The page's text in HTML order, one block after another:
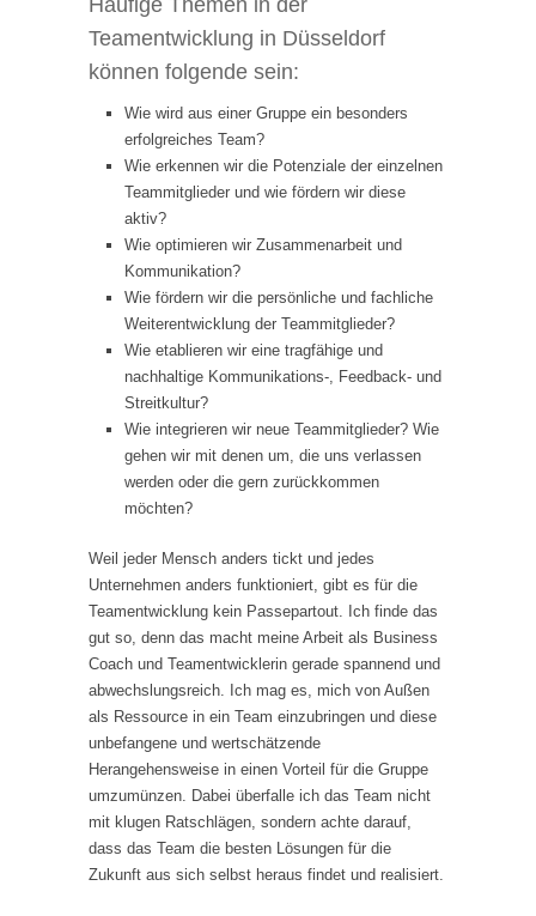
Häufige Themen in der
Teamentwicklung in Düsseldorf
können folgende sein:
Wie wird aus einer Gruppe ein besonders
erfolgreiches Team?
Wie erkennen wir die Potenziale der einzelnen
Teammitglieder und wie fördern wir diese
aktiv?
Wie optimieren wir Zusammenarbeit und
Kommunikation?
Wie fördern wir die persönliche und fachliche
Weiterentwicklung der Teammitglieder?
Wie etablieren wir eine tragfähige und
nachhaltige Kommunikations-, Feedback- und
Streitkultur?
Wie integrieren wir neue Teammitglieder? Wie
gehen wir mit denen um, die uns verlassen
werden oder die gern zurückkommen
möchten?
Weil jeder Mensch anders tickt und jedes
Unternehmen anders funktioniert, gibt es für die
Teamentwicklung kein Passepartout. Ich finde das
gut so, denn das macht meine Arbeit als Business
Coach und Teamentwicklerin gerade spannend und
abwechslungsreich. Ich mag es, mich von Außen
als Ressource in ein Team einzubringen und diese
unbefangene und wertschätzende
Herangehensweise in einen Vorteil für die Gruppe
umzumünzen. Dabei überfalle ich das Team nicht
mit klugen Ratschlägen, sondern achte darauf,
dass das Team die besten Lösungen für die
Zukunft aus sich selbst heraus findet und realisiert.